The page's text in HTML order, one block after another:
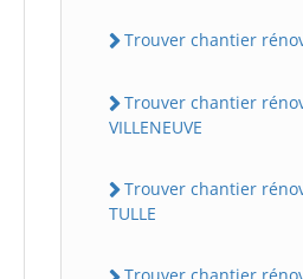
Trouver chantier
Trouver chantier
VILLENEUVE
Trouver chantier
TULLE